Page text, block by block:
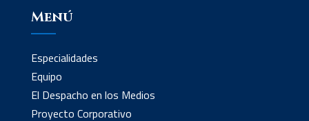
Menú
Especialidades
Equipo
El Despacho en los Medios
Proyecto Corporativo